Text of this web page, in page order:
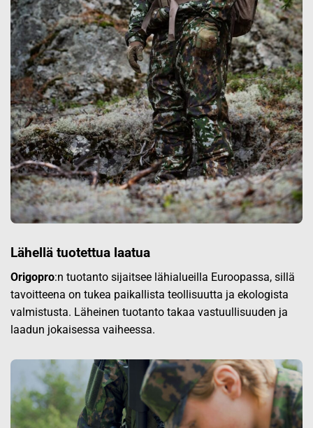
Lähellä tuotettua laatua
Origopro:n tuotanto sijaitsee lähialueilla Euroopassa, sillä
tavoitteena on tukea paikallista teollisuutta ja ekologista
valmistusta. Läheinen tuotanto takaa vastuullisuuden ja
laadun jokaisessa vaiheessa.